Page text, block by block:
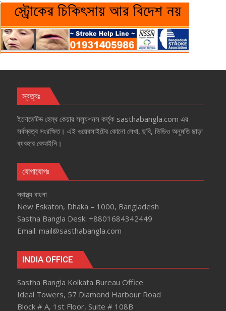
স্বত্বঃ
ইনোভেটিভ হেল্‌থ কেয়ার সল্যুশনস কর্তৃক sasthabangla.com এর
সর্বস্বত্ব সংরক্ষিত। এই ওয়েবসাইটের কোনো লেখা, ছবি, ভিডিও অনুমতি ছাড়া
ব্যবহার বেআইনি।
যোগাযোগঃ
স্বাস্থ্য বাংলা
New Eskaton, Dhaka – 1000, Bangladesh
Sastha Bangla Desk: +8801684342449
Email: mail@sasthabangla.com
INDIA OFFICE
Sastha Bangla Kolkata Bureau Office
Ideal Towers, 57 Diamond Harbour Road
Block # A, 1st Floor, Suite # 108B